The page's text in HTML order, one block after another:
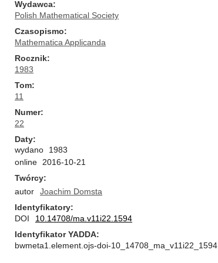
Wydawca
Polish Mathematical Society
Czasopismo
Mathematica Applicanda
Rocznik
1983
Tom
11
Numer
22
Daty
wydano
1983
online
2016-10-21
Twórcy
autor
Joachim Domsta
Identyfikatory
DOI
10.14708/ma.v11i22.1594
Identyfikator YADDA
bwmeta1.element.ojs-doi-10_14708_ma_v11i22_1594